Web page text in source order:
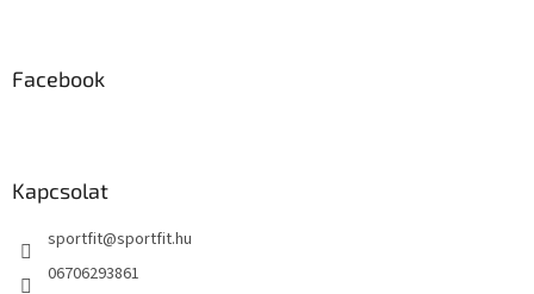
Facebook
Kapcsolat
sportfit@sportfit.hu
06706293861